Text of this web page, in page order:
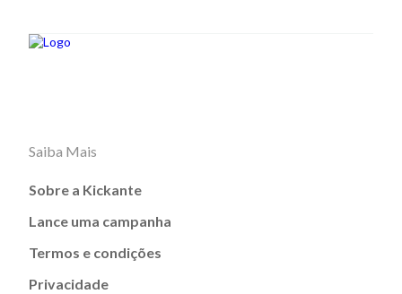
Saiba Mais
Sobre a Kickante
Lance uma campanha
Termos e condições
Privacidade